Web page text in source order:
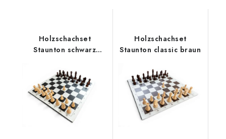
Holzschachset
Staunton schwarz
Holzschachset
Staunton classic braun